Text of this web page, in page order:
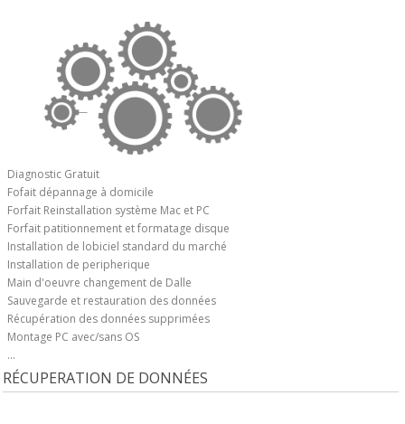
Diagnostic Gratuit
Fofait dépannage à domicile
Forfait Reinstallation système Mac et PC
Forfait patitionnement et formatage disque
Installation de lobiciel standard du marché
Installation de peripherique
Main d'oeuvre changement de Dalle
Sauvegarde et restauration des données
Récupération des données supprimées
Montage PC avec/sans OS
...
RÉCUPERATION DE DONNÉES